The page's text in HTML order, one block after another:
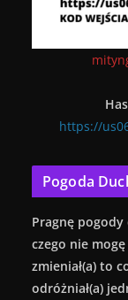
https://
Pogoda
Pragnę pogody
czego nie
zmieniał(a) to
odróżniał(a)